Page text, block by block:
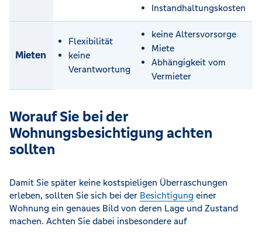
Instandhaltungskosten
Mieten
Flexibilität
keine
Verantwortung
keine Altersvorsorge
Miete
Abhängigkeit vom
Vermieter
Worauf Sie bei der
Wohnungsbesichtigung achten
sollten
Damit Sie später keine kostspieligen Überraschungen
erleben, sollten Sie sich bei der Besichtigung einer
Wohnung ein genaues Bild von deren Lage und Zustand
machen. Achten Sie dabei insbesondere auf